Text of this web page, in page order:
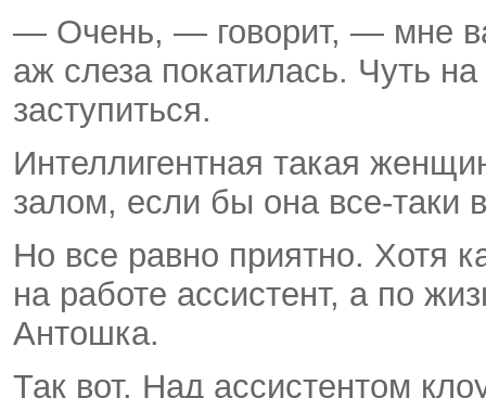
— Очень, — говорит, — мне
аж слеза покатилась. Чуть
заступиться.
Интеллигентная такая
залом, если бы она все-таки
Но все равно приятно. Хотя
на работе ассистент, а по
Антошка.
Так вот. Над ассистентом